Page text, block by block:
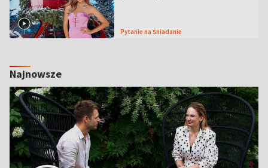
Pytanie na Śniadanie
Najnowsze